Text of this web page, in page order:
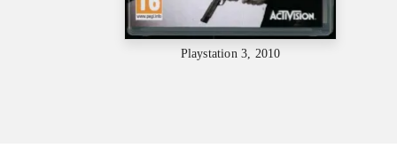
Playstation 3, 2010